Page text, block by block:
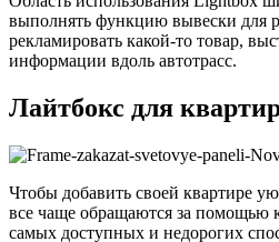
выполнять функцию вывески для
рекламировать какой-то товар,
информации вдоль автотрасс.
Лайтбокс для
Чтобы добавить своей квартире
все чаще обращаются за помощью
самых доступных и недорогих